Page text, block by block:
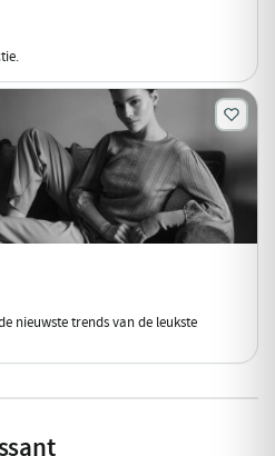
nieuwste trends van de leukste